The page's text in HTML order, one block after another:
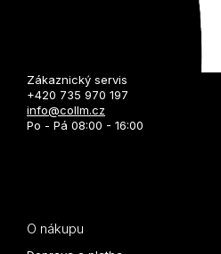
Zákaznický servis
+420 735 970 197
info@collm.cz
Po - Pá 08:00 - 16:00
O nákupu